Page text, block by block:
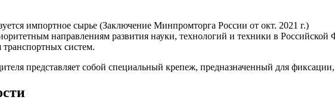
импортное сырье (Заключение Минпромторга России от окт. 2021 г.)
направлениям развития науки, технологий и техники в
транспортных систем.
представляет собой специальный крепеж, предназначенный для